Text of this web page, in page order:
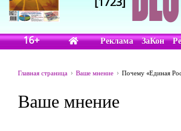
16+ Реклама ЗаКон
Главная страница Ваше мнение Почему «Единая
Ваше мнение